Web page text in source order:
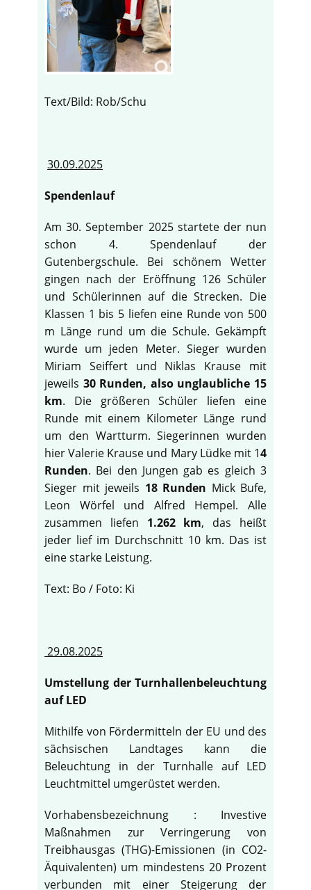
Text/Bild: Rob/Schu
30.09.2025
Spendenlauf
Am 30. September 2025 startete der nun
schon 4. Spendenlauf der
Gutenbergschule. Bei schönem Wetter
gingen nach der Eröffnung 126 Schüler
und Schülerinnen auf die Strecken. Die
Klassen 1 bis 5 liefen eine Runde von 500
m Länge rund um die Schule. Gekämpft
wurde um jeden Meter. Sieger wurden
Miriam Seiffert und Niklas Krause mit
jeweils 30 Runden, also unglaubliche 15
km. Die größeren Schüler liefen eine
Runde mit einem Kilometer Länge rund
um den Wartturm. Siegerinnen wurden
hier Valerie Krause und Mary Lüdke mit 14
Runden. Bei den Jungen gab es gleich 3
Sieger mit jeweils 18 Runden Mick Bufe,
Leon Wörfel und Alfred Hempel. Alle
zusammen liefen 1.262 km, das heißt
jeder lief im Durchschnitt 10 km. Das ist
eine starke Leistung.
Text: Bo / Foto: Ki
29.08.2025
Umstellung der Turnhallenbeleuchtung
auf LED
Mithilfe von Fördermitteln der EU und des
sächsischen Landtages kann die
Beleuchtung in der Turnhalle auf LED
Leuchtmittel umgerüstet werden.
Vorhabensbezeichnung : Investive
Maßnahmen zur Verringerung von
Treibhausgas (THG)-Emissionen (in CO2-
Äquivalenten) um mindestens 20 Prozent
verbunden mit einer Steigerung der